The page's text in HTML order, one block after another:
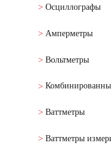
Осциллографы
Амперметры
Вольтметры
Ваттметры
Ваттметры